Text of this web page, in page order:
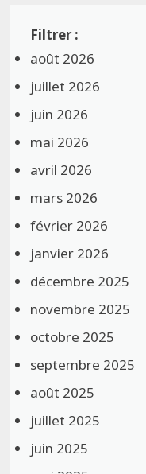
août 2026
juillet 2026
juin 2026
mai 2026
avril 2026
mars 2026
février 2026
janvier 2026
décembre 2025
novembre 2025
octobre 2025
septembre 2025
août 2025
juillet 2025
juin 2025